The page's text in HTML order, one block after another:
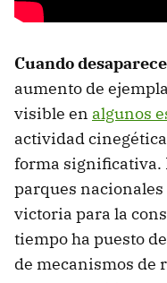
Cuando
aumento de
visible en algunos
actividad
forma significativa.
parques
victoria para la
tiempo ha puesto
de mecanismos de